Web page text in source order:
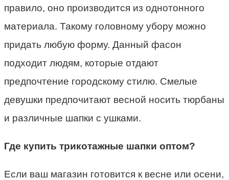
правило, оно производится из однотонного
материала. Такому головному убору можно
придать любую форму. Данный фасон
подходит людям, которые отдают
предпочтение городскому стилю. Смелые
девушки предпочитают весной носить тюрбаны
и различные шапки с ушками.
Где купить трикотажные шапки оптом?
Если ваш магазин готовится к весне или осени,